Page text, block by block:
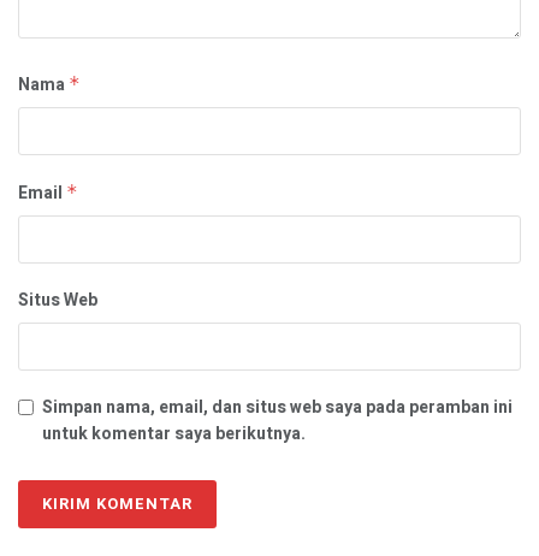
Nama *
Email *
Situs Web
Simpan nama, email, dan situs web saya pada peramban ini
untuk komentar saya berikutnya.